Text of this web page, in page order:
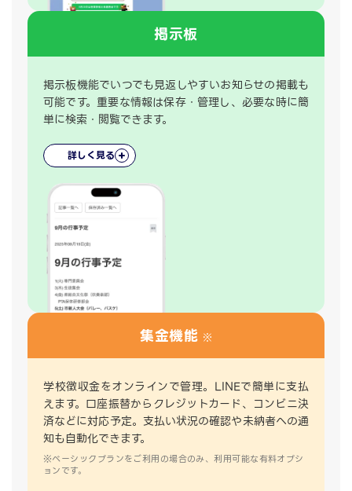
掲示板
掲示板機能でいつでも見返しやすいお知らせの掲載も
可能です。重要な情報は保存・管理し、必要な時に簡
単に検索・閲覧できます。
詳しく見る
集金機能 ※
学校徴収金をオンラインで管理。LINEで簡単に支払
えます。口座振替からクレジットカード、コンビニ決
済などに対応予定。支払い状況の確認や未納者への通
知も自動化できます。
※ベーシックプランをご利用の場合のみ、利用可能な有料オプシ
ョンです。